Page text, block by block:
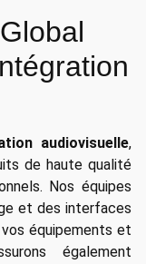
audiovisuelle,
de haute qualité
Nos équipes
et des interfaces
équipements et
également